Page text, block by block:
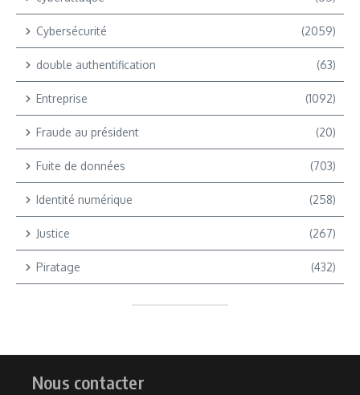
Cybersécurité (2059)
double authentification (63)
Entreprise (1092)
Fraude au président (20)
Fuite de données (703)
Identité numérique (258)
Justice (267)
Piratage (432)
Nous contacter